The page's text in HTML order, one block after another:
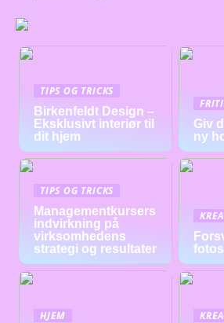
TIPS OG TRICKS
Birkenfeldt Design –
Eksklusivt interiør til
dit hjem
Giv
ny
TIPS OG TRICKS
Managementkursers
indvirkning på
virksomhedens
strategi og resultater
HJEM